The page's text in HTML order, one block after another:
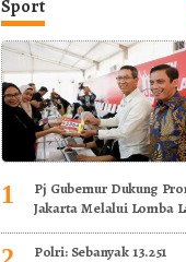
Sport
1
Pj Gubernur Dukung
Jakarta Melalui Lomba
Polri: Sebanyak 13.251